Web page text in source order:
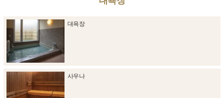
대욕장
사우나